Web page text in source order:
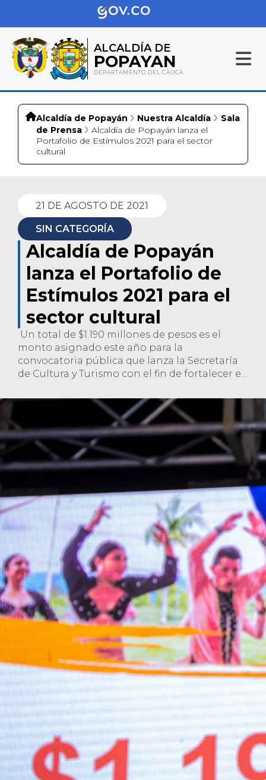
ALCALDÍA DE
POPAYAN
DEPARTAMENTO DEL CAUCA
Alcaldía de Popayán Nuestra Alcaldía
Sala
de Prensa
Alcaldía de Popayán lanza el
Portafolio de Estímulos 2021 para el sector
cultural
21 DE AGOSTO DE 2021
SIN CATEGORÍA
Alcaldía de Popayán
lanza el Portafolio de
Estímulos 2021 para el
sector cultural
Un total de $1.190 millones de pesos es el
monto asignado este año para la
convocatoria pública que lanza la Secretaría
de Cultura y Turismo con el fin de fortalecer el